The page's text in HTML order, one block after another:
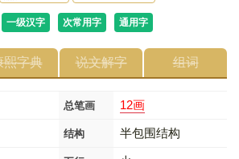
一级汉字 次常用字 通用字
熙字典 说文解字 组词
总笔画 12画
结构 半包围结构